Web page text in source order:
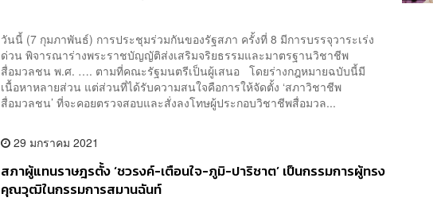
วันนี้ (7 กุมภาพันธ์) การประชุมร่วมกันของรัฐสภา ครั้งที่ 8 มีการบรรจุวาระเร่ง
ด่วน พิจารณาร่างพระราชบัญญัติส่งเสริมจริยธรรมและมาตรฐานวิชาชีพ
สื่อมวลชน พ.ศ. …. ตามที่คณะรัฐมนตรีเป็นผู้เสนอ โดยร่างกฎหมายฉบับนี้มี
เนื้อหาหลายส่วน แต่ส่วนที่ได้รับความสนใจคือการให้จัดตั้ง ‘สภาวิชาชีพ
สื่อมวลชน’ ที่จะคอยตรวจสอบและสั่งลงโทษผู้ประกอบวิชาชีพสื่อมวล...
29 มกราคม 2021
สภาผู้แทนราษฎรตั้ง ‘ชวรงค์-เตือนใจ-ภูมิ-ปาริชาต’ เป็นกรรมการผู้ทรง
คุณวุฒิในกรรมการสมานฉันท์